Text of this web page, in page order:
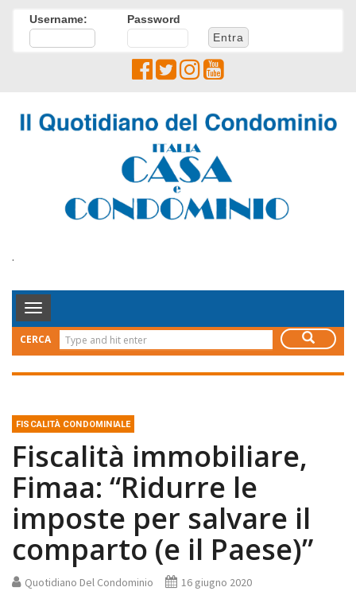
Username: Password
.
Toggle
Navigation
CERCA
FISCALITÀ CONDOMINIALE
Fiscalità immobiliare,
Fimaa: “Ridurre le
imposte per salvare il
comparto (e il Paese)”
Quotidiano Del Condominio 16 giugno 2020